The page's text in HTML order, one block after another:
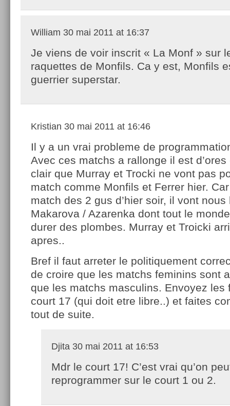
William 30 mai 2011 at 16:37
Je viens de voir inscrit « La Monf » sur
raquettes de Monfils. Ca y est, Monfils
guerrier superstar.
Kristian 30 mai 2011 at 16:46
Il y a un vrai probleme de
Avec ces matchs a rallonge il est d’ores
clair que Murray et Trocki ne vont pas
match comme Monfils et Ferrer hier.
match des 2 gus d’hier soir, il vont
Makarova / Azarenka dont tout le
durer des plombes. Murray et Troicki
apres..
Bref il faut arreter le politiquement
de croire que les matchs feminins sont
que les matchs masculins. Envoyez les
court 17 (qui doit etre libre..) et faites
tout de suite.
Djita 30 mai 2011 at 16:53
Mdr le court 17! C’est vrai qu’on
reprogrammer sur le court 1 ou 2.